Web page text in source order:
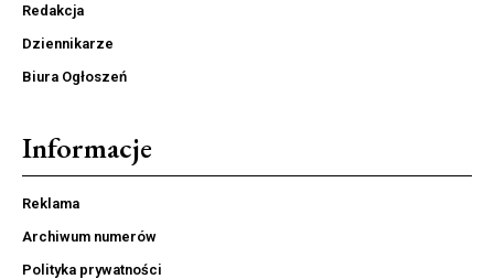
Redakcja
Dziennikarze
Biura Ogłoszeń
Informacje
Reklama
Archiwum numerów
Polityka prywatności